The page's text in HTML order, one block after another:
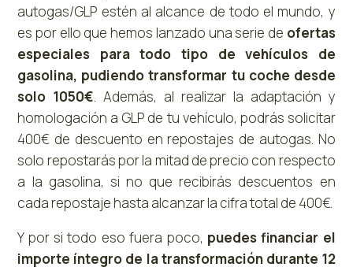
autogas/GLP estén al alcance de todo el mundo, y
es por ello que hemos lanzado una serie de ofertas
especiales para todo tipo de vehículos de
gasolina, pudiendo transformar tu coche desde
solo 1050€. Además, al realizar la adaptación y
homologación a GLP de tu vehículo, podrás solicitar
400€ de descuento en repostajes de autogas. No
solo repostarás por la mitad de precio con respecto
a la gasolina, si no que recibirás descuentos en
cada repostaje hasta alcanzar la cifra total de 400€.
Y por si todo eso fuera poco, puedes financiar el
importe íntegro de la transformación durante 12